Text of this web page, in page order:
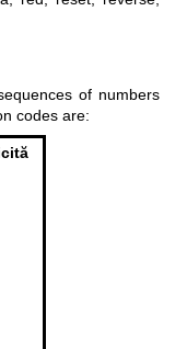
of numbers
codes are: